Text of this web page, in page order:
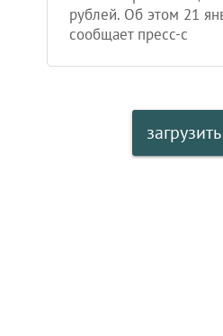
рублей. Об этом 21
сообщает пресс-с